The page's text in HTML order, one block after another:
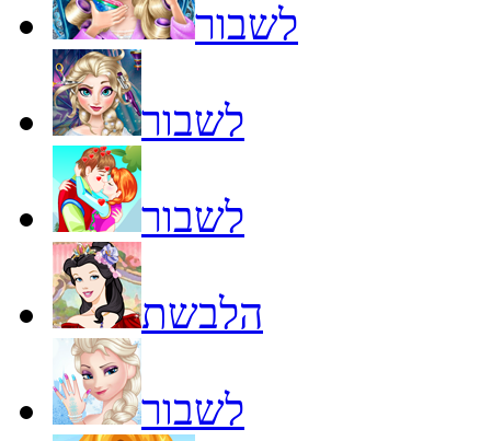
לשבור
לשבור
לשבור
הלבשת
לשבור